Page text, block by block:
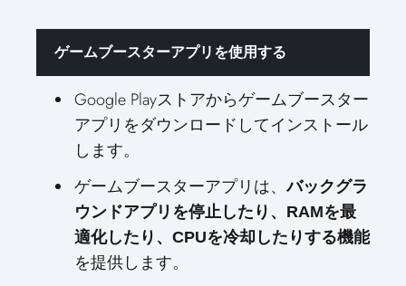
ゲームブースターアプリを使用する
Google Playストアからゲームブースター
アプリをダウンロードしてインストール
します。
ゲームブースターアプリは、バックグラ
ウンドアプリを停止したり、RAMを最
適化したり、CPUを冷却したりする機能
を提供します。